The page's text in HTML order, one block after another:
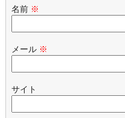
名前 ※
メール ※
サイト